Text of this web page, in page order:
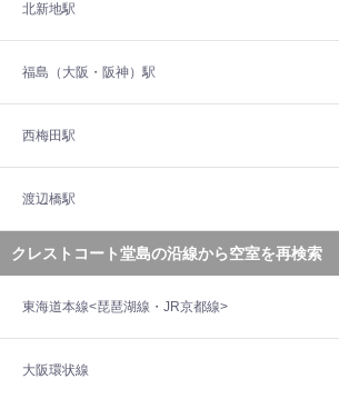
北新地駅
福島（大阪・阪神）駅
西梅田駅
渡辺橋駅
クレストコート堂島の沿線から空室を再検索
東海道本線<琵琶湖線・JR京都線>
大阪環状線